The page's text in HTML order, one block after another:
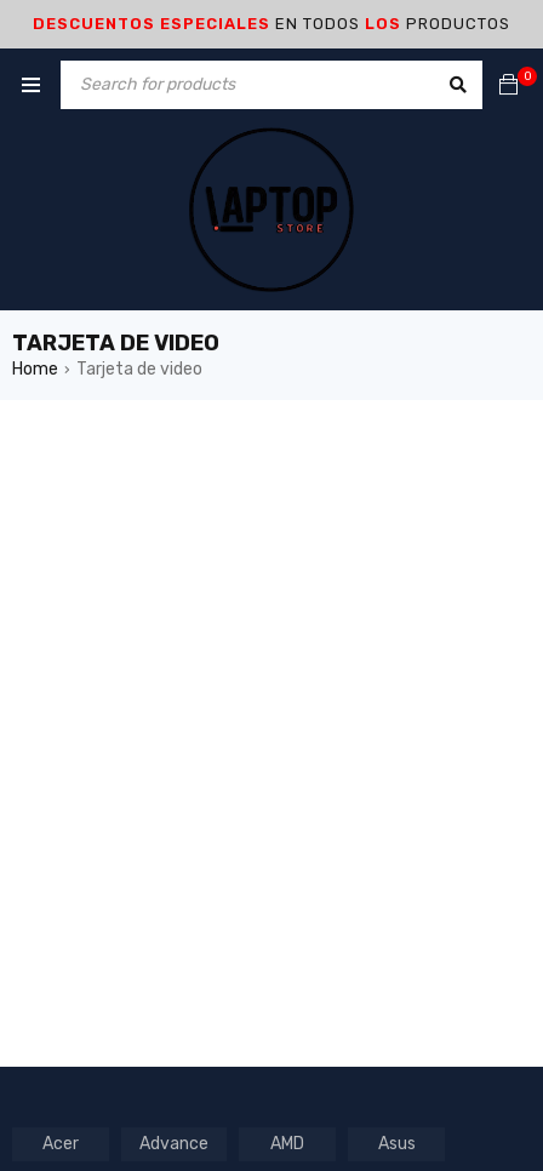
DESCUENTOS ESPECIALES EN TODOS LOS PRODUCTOS
0
TARJETA DE VIDEO
Home › Tarjeta de video
Acer Advance AMD Asus